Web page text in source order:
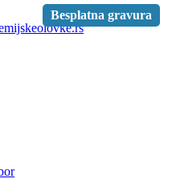
Besplatna gravura